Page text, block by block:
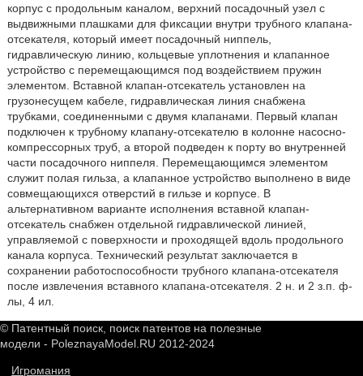
корпус с продольным каналом, верхний посадочный узел с
выдвижными плашками для фиксации внутри трубного клапана-
отсекателя, который имеет посадочный ниппель,
гидравлическую линию, кольцевые уплотнения и клапанное
устройство с перемещающимся под воздействием пружин
элементом. Вставной клапан-отсекатель установлен на
грузонесущем кабеле, гидравлическая линия снабжена
трубками, соединенными с двумя клапанами. Первый клапан
подключен к трубному клапану-отсекателю в колонне насосно-
компрессорных труб, а второй подведен к порту во внутренней
части посадочного ниппеля. Перемещающимся элементом
служит полая гильза, а клапанное устройство выполнено в виде
совмещающихся отверстий в гильзе и корпусе. В
альтернативном варианте исполнения вставной клапан-
отсекатель снабжен отдельной гидравлической линией,
управляемой с поверхности и проходящей вдоль продольного
канала корпуса. Технический результат заключается в
сохранении работоспособности трубного клапана-отсекателя
после извлечения вставного клапана-отсекателя. 2 н. и 2 з.п. ф-
лы, 4 ил.
© Патентный поиск, поиск патентов на полезные
модели - PoleznayaModel.RU 2012-2024
Игромания